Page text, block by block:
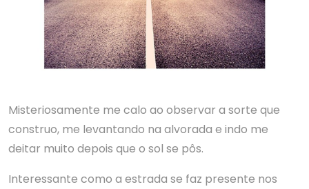
Misteriosamente me calo ao observar a sorte que
construo, me levantando na alvorada e indo me
deitar muito depois que o sol se pôs.
Interessante como a estrada se faz presente nos